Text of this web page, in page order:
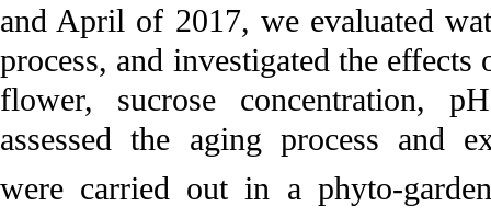
and April of 2017, we evaluated
process, and investigated the
flower, sucrose concentration,
assessed the aging process and
were carried out in a phyto-